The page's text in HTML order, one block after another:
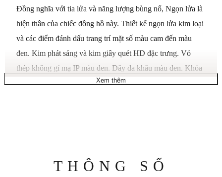
Đồng nghĩa với tia lửa và năng lượng bùng nổ, Ngọn lửa là
hiện thân của chiếc đồng hồ này. Thiết kế ngọn lửa kim loại
và các điểm đánh dấu trang trí mặt số màu cam đến màu
đen. Kim phát sáng và kim giây quét HD đặc trưng. Vỏ
thép không gỉ mạ IP màu đen. Dây da khâu màu đen. Khóa
đóng ba mảnh.
Kính: Tinh thể khoáng
Khả năng chống nước: 0050M
Xem thêm
THÔNG SỐ